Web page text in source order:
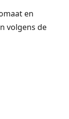
en
volgens de